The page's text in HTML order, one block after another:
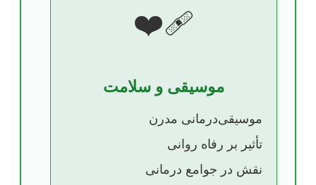
❤️‍🩹
موسیقی و سلامت
موسیقی‌درمانی مدرن
تأثیر بر رفاه روانی
نقش در جوامع درمانی